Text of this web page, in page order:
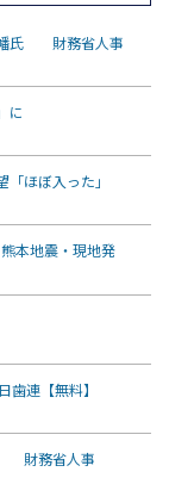
幡氏 財務省人事
に
ほぼ入った」
本地震・現地発
連【無料】
財務省人事